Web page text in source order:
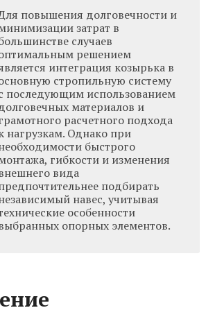
повышения долговечности и
затрат в
случаев
решением
интеграция козырька в
стропильную систему
последующим использованием
материалов и
расчетного подхода
нагрузкам. Однако при
быстрого
гибкости и изменения
вида
подбирать
навес, учитывая
особенности
опорных элементов.